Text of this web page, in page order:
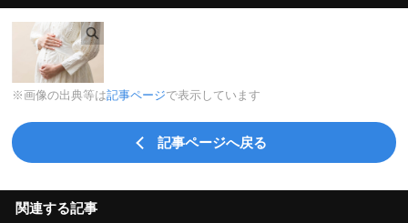
※画像の出典等は記事ページで表示しています
記事ページへ戻る
関連する記事